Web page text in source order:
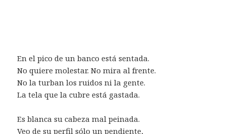
En el pico de un banco está sentada.
No quiere molestar. No mira al frente.
No la turban los ruidos ni la gente.
La tela que la cubre está gastada.
Es blanca su cabeza mal peinada.
Veo de su perfil sólo un pendiente,